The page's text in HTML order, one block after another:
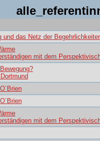
und das Netz der
mit dem
mit dem